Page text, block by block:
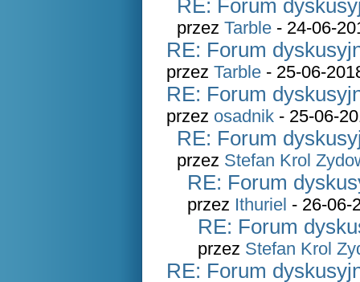
RE: Forum
przez Tarble - 24-06-
RE: Forum
przez Tarble - 25-06-
RE: Forum
przez osadnik - 25-06-
RE: Forum
przez Stefan Krol
RE: Forum
przez Ithuriel - 26-06-
RE: Forum
przez Stefan Krol
RE: Forum